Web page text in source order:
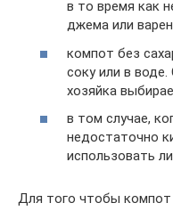
в то время как
джема или
компот без
соку или в
хозяйка
в том случае,
недостаточно
использовать
Для того чтобы компот